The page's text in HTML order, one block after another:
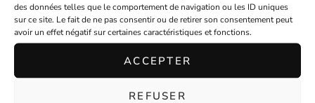
des données telles que le comportement de navigation ou les ID uniques
sur ce site. Le fait de ne pas consentir ou de retirer son consentement peut
avoir un effet négatif sur certaines caractéristiques et fonctions.
ACCEPTER
REFUSER
Description